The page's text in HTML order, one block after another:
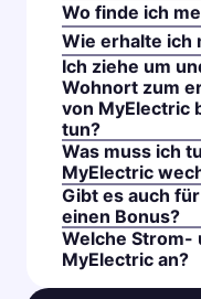
Wo finde ich
Wie erhalte ich
Ich ziehe um
Wohnort zum
von MyElectric
tun?
Was muss ich
MyElectric
Gibt es auch
einen Bonus?
Welche Strom-
MyElectric an?